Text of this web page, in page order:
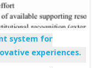
system for
experiences.